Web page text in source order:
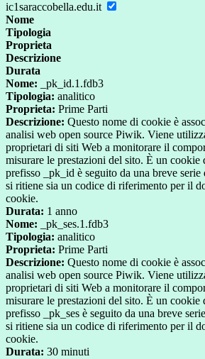
ic1saraccobella.edu.it
Nome
Tipologia
Proprieta
Descrizione
Durata
Nome: _pk_id.1.fdb3
Tipologia: analitico
Proprieta: Prime Parti
Descrizione: Questo nome di cookie è
analisi web open source Piwik. Viene
proprietari di siti Web a monitorare il
misurare le prestazioni del sito. È un
prefisso _pk_id è seguito da una breve
si ritiene sia un codice di riferimento per il
cookie.
Durata: 1 anno
Nome: _pk_ses.1.fdb3
Tipologia: analitico
Proprieta: Prime Parti
Descrizione: Questo nome di cookie è
analisi web open source Piwik. Viene
proprietari di siti Web a monitorare il
misurare le prestazioni del sito. È un
prefisso _pk_ses è seguito da una breve
si ritiene sia un codice di riferimento per il
cookie.
Durata: 30 minuti